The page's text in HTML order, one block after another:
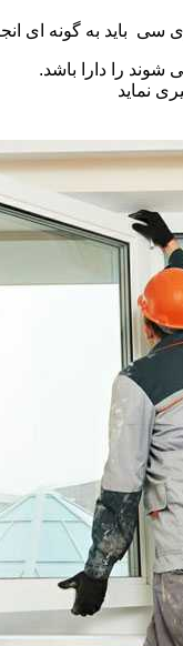
سی باید به گونه ای
شوند را دارا باشد.
نماید